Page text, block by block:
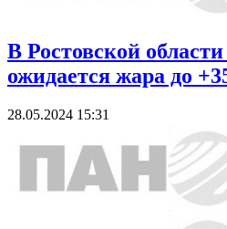
В Ростовской
ожидается жара до
28.05.2024 15:31